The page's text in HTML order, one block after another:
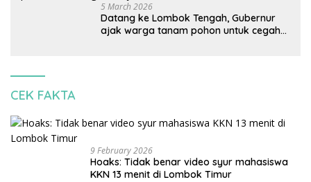
5 March 2026
Datang ke Lombok Tengah, Gubernur
ajak warga tanam pohon untuk cegah
CEK FAKTA
9 February 2026
Hoaks: Tidak benar video syur mahasiswa
KKN 13 menit di Lombok Timur